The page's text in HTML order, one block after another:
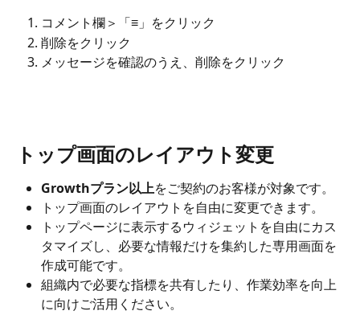
コメント欄＞「≡」をクリック
削除をクリック
メッセージを確認のうえ、削除をクリック
トップ画面のレイアウト変更
Growthプラン以上をご契約のお客様が対象です。
トップ画面のレイアウトを自由に変更できます。
トップページに表示するウィジェットを自由にカス
タマイズし、必要な情報だけを集約した専用画面を
作成可能です。
組織内で必要な指標を共有したり、作業効率を向上
に向けご活用ください。